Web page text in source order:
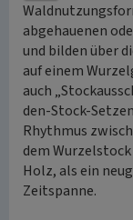
abgehauenen
und bilden über
auf einem
auch
den-Stock-
Rhythmus
dem
Holz, als ein
Zeitspanne.